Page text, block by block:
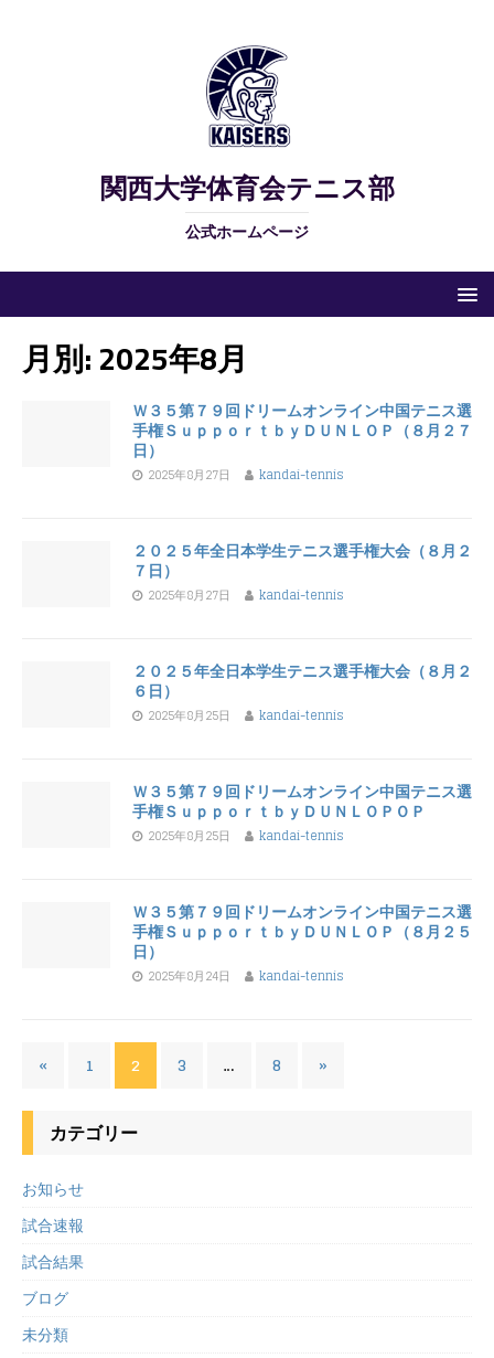
関西大学体育会テニス部
公式ホームページ
月別: 2025年8月
Ｗ３５第７９回ドリームオンライン中国テニス選
手権ＳｕｐｐｏｒｔｂｙＤＵＮＬＯＰ（８月２７
日）
2025年8月27日 kandai-tennis
２０２５年全日本学生テニス選手権大会（８月２
７日）
2025年8月27日 kandai-tennis
２０２５年全日本学生テニス選手権大会（８月２
６日）
2025年8月25日 kandai-tennis
Ｗ３５第７９回ドリームオンライン中国テニス選
手権ＳｕｐｐｏｒｔｂｙＤＵＮＬＯＰＯＰ
2025年8月25日 kandai-tennis
Ｗ３５第７９回ドリームオンライン中国テニス選
手権ＳｕｐｐｏｒｔｂｙＤＵＮＬＯＰ（８月２５
日）
2025年8月24日 kandai-tennis
« 1 2 3 … 8 »
カテゴリー
お知らせ
試合速報
試合結果
ブログ
未分類